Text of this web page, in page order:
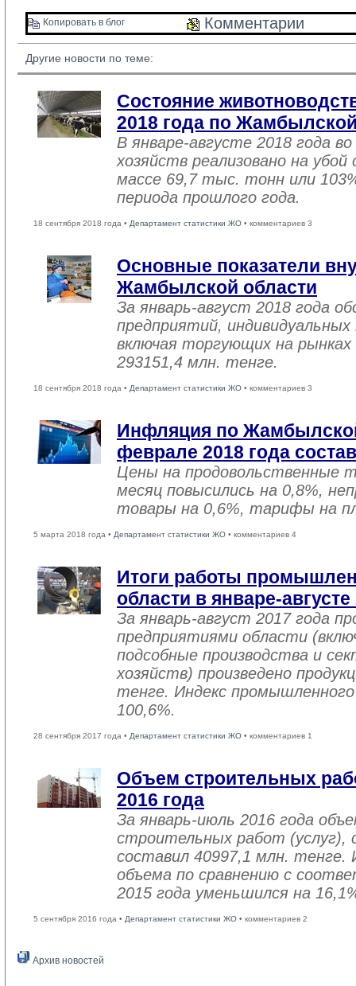
Копировать в блог Комментарии
Другие новости по теме:
Состояние
2018 года по
В январе-августе 2018 года
хозяйств реализовано на
массе 69,7 тыс. тонн или
периода прошлого года.
18 сентября 2018 года • Департамент статистики ЖО • комментариев 3
Основные показатели
Жамбылской области
За январь-август 2018 года
предприятий,
включая торгующих на рынках
293151,4 млн. тенге.
18 сентября 2018 года • Департамент статистики ЖО • комментариев 3
Инфляция по
феврале 2018 года
Цены на продовольственные
месяц повысились на 0,8%,
товары на 0,6%, тарифы на
5 марта 2018 года • Департамент статистики ЖО • комментариев 4
Итоги работы
области в январе-августе
За январь-август 2017 года
предприятиями области
подсобные производства и
хозяйств) произведено
тенге. Индекс
100,6%.
28 сентября 2017 года • Департамент статистики ЖО • комментариев 1
Объем строительных
2016 года
За январь-июль 2016 года
строительных работ (услуг),
составил 40997,1 млн. тенге.
объема по сравнению с
2015 года уменьшился на
5 сентября 2016 года • Департамент статистики ЖО • комментариев 2
Архив новостей